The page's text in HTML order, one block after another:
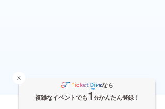
なら
複雑なイベントでも1 分かんたん登録！